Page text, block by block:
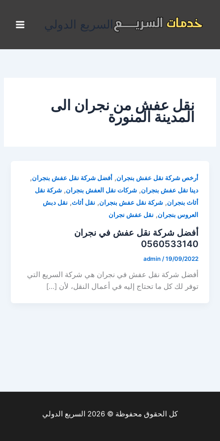
المحتوى
السريع الدولي
نقل عفش من نجران الى
المدينة المنورة
أرخص شركة نقل عفش بنجران,أفضل شركة نقل عفش بنجران,
دينا نقل عفش بنجران,شركات نقل العفش بنجران,شركة نقل
أثاث بنجران,شركة نقل عفش بنجران, نقل أثاث, نقل دبش
العروس بنجران, نقل عفش نجران
أفضل شركة نقل عفش في نجران
0560533140
admin /19/09/2022
أفضل شركة نقل عفش في نجران هي شركة السريع التي
توفر لك كل ما تحتاج إليه في أعمال النقل، لأن […]
كل الحقوق محفوظة © 2026 السريع الدولي